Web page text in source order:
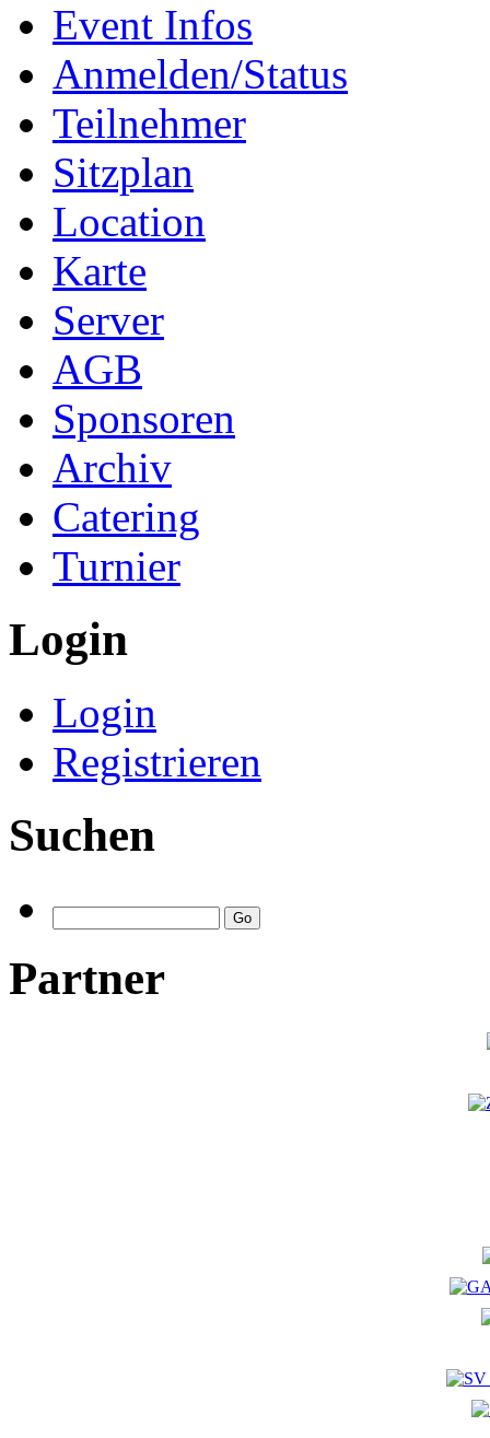
Event Infos
Anmelden/Status
Teilnehmer
Sitzplan
Location
Karte
Server
AGB
Sponsoren
Archiv
Catering
Turnier
Login
Login
Registrieren
Suchen
Partner